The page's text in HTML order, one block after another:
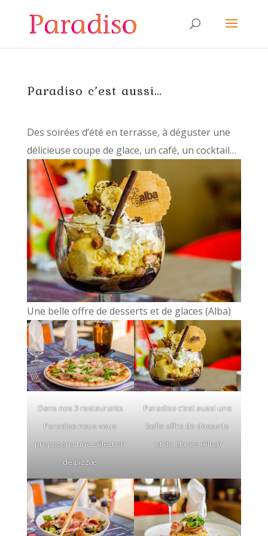
Paradiso c’est aussi…
Des soirées d’été en terrasse, à déguster une
délicieuse coupe de glace, un café, un cocktail…
Une belle offre de desserts et de glaces (Alba)
Dans nos 3 restaurants
Paradiso nous vous
proposons une sélection
de pizzas
Paradiso c’est aussi une
belle offre de desserts
et de glaces (Alba)